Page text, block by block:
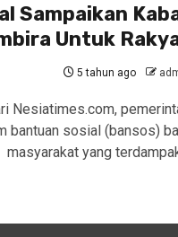
Sampaikan
Untuk
5 tahun ago
Nesiatimes.com,
bantuan sosial (bansos)
masyarakat yang